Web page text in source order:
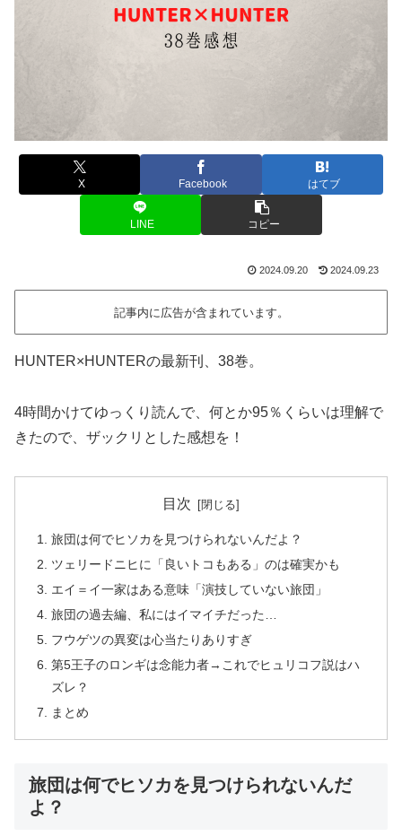
X Facebook はてブ
LINE コピー
2024.09.20 2024.09.23
記事内に広告が含まれています。
HUNTER×HUNTERの最新刊、38巻。
4時間かけてゆっくり読んで、何とか95％くらいは理解で
きたので、ザックリとした感想を！
目次
旅団は何でヒソカを見つけられないんだよ？
ツェリードニヒに「良いトコもある」のは確実かも
エイ＝イ一家はある意味「演技していない旅団」
旅団の過去編、私にはイマイチだった…
フウゲツの異変は心当たりありすぎ
第5王子のロンギは念能力者→これでヒュリコフ説はハ
ズレ？
まとめ
旅団は何でヒソカを見つけられないんだ
よ？